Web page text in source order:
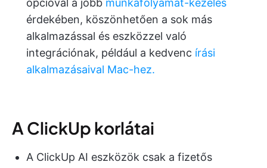
opcióval a jobb munkafolyamat-kezelés
érdekében, köszönhetően a sok más
alkalmazással és eszközzel való
integrációnak, például a kedvenc írási
alkalmazásaival Mac-hez.
A ClickUp korlátai
A ClickUp AI eszközök csak a fizetős